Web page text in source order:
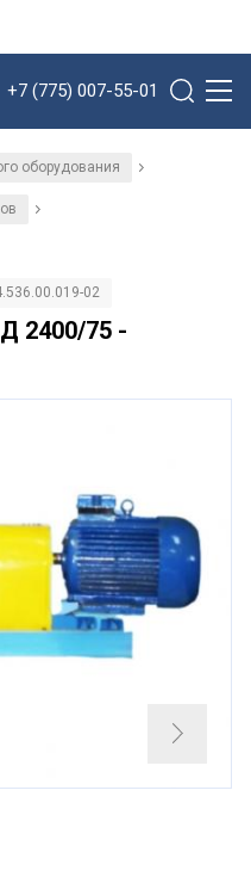
+7 (775) 007-55-01
оборудования /
/
02
2400/75 -